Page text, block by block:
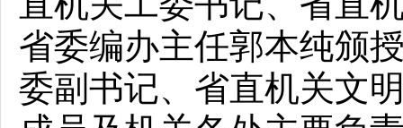
省委编办主任郭本纯颁
委副书记、省直机关文